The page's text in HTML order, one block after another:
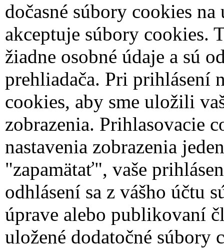
dočasné súbory cookies
akceptuje súbory cookies.
žiadne osobné údaje a sú
prehliadača. Pri prihlásení
cookies, aby sme uložili
zobrazenia. Prihlasovacie
nastavenia zobrazenia
"zapamätať", vaše
odhlásení sa z vášho účtu
úprave alebo publikovaní
uložené dodatočné súbory